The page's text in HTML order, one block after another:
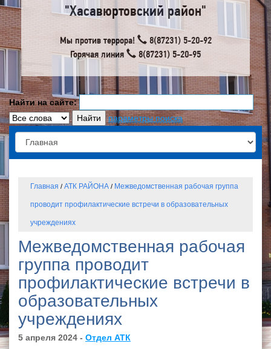
"Хасавюртовский район"
Мы против террора!
8(87231) 5-20-92
Горячая линия
8(87231) 5-20-95
Найти на сайте:
параметры поиска
Главная / АТК РАЙОНА / Межведомственная рабочая группа
проводит профилактические встречи в образовательных
учреждениях
Межведомственная рабочая
группа проводит
профилактические встречи в
образовательных
учреждениях
5 апреля 2024 - Отдел АТК